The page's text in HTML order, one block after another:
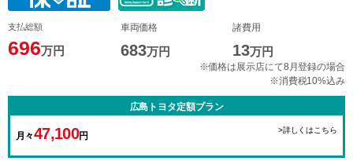
支払総額
696万円
車両価格
683万円
諸費用
13万円
※価格は展示店にて8月登録の場合
※消費税10%込み
広島トヨタ定額プラン
月々47,100円
>詳しくはこちら